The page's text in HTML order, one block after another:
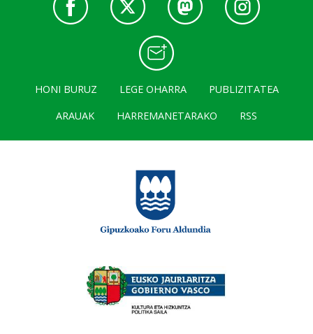
HONI BURUZ LEGE OHARRA
PUBLIZITATEA
ARAUAK
HARREMANETARAKO RSS